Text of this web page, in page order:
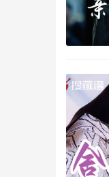
影视主题曲